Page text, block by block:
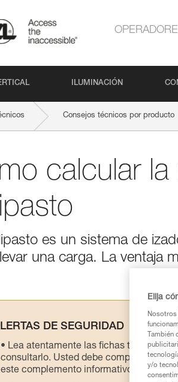
ILUMINACIÓN
Consejos técnicos por producto
calcular la
es un sistema de
una carga. La ventaja
DE SEGURIDAD
Lea atentamente las fichas técnicas
consultarlo. Usted debe comprender la
este complemento informativo.
Elija
y/o